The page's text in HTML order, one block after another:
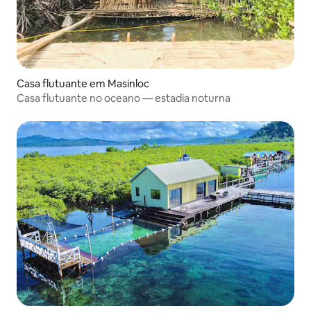
Casa flutuante em Masinloc
Casa flutuante no oceano — estadia noturna